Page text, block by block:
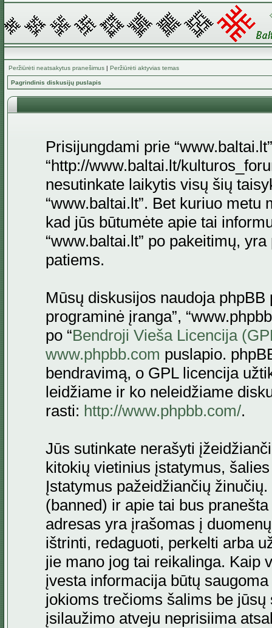
Peržiūrėti neatsakytus pranešimus | Peržiūrėti aktyvias temas
Pagrindinis diskusijų puslapis
Prisijungdami prie
“http://www.baltai.lt/
nesutinkate laikytis visų šių
“www.baltai.lt”. Bet kuriuo
kad jūs būtumėte apie tai
“www.baltai.lt” po pakeitimų,
patiems.
Mūsų diskusijos naudoja phpBB
programinė įranga”,
po “Bendroji Vieša Licencija
www.phpbb.com puslapio.
bendravimą, o GPL licencija
leidžiame ir ko neleidžiame
rasti: http://www.phpbb.com/.
Jūs sutinkate nerašyti
kitokių vietinius įstatymus,
Įstatymus pažeidžiančių
(banned) ir apie tai bus
adresas yra įrašomas į
ištrinti, redaguoti, perkelti arba
jie mano jog tai reikalinga. Kaip
įvesta informacija būtų
jokioms trečioms šalims be jūsų
įsilaužimo atveju neprisiima